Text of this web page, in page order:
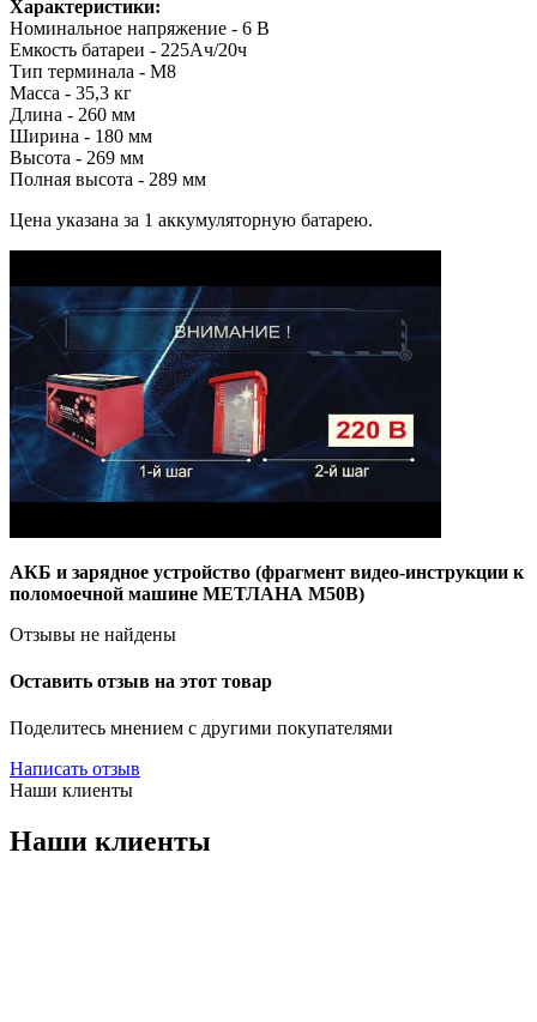
Характеристики:
Номинальное напряжение - 6 В
Емкость батареи - 225Ач/20ч
Тип терминала - М8
Масса - 35,3 кг
Длина - 260 мм
Ширина - 180 мм
Высота - 269 мм
Полная высота - 289 мм
Цена указана за 1 аккумуляторную батарею.
АКБ и зарядное устройство (фрагмент видео-инструкции к
поломоечной машине МЕТЛАНА М50В)
Отзывы не найдены
Оставить отзыв на этот товар
Поделитесь мнением с другими покупателями
Написать отзыв
Наши клиенты
Наши клиенты